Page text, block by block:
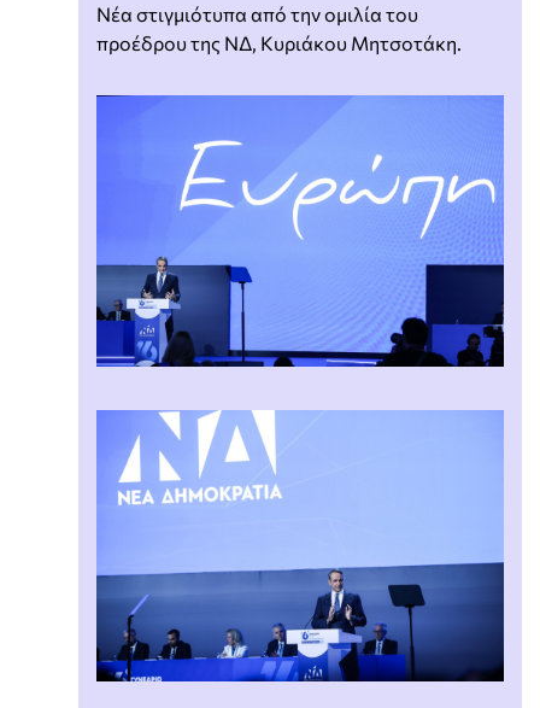
Νέα στιγμιότυπα από την ομιλία του
προέδρου της ΝΔ, Κυριάκου Μητσοτάκη.